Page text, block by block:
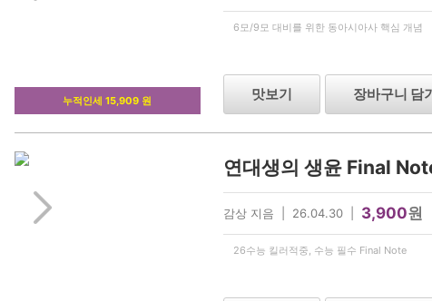
누적인세 15,909 원
6모/9모 대비를 위한 동아시아사 핵심 개념
맛보기 장바구니 담
연대생의 생윤 Final
감상​ 지음 | 26.04.30 | 3,900원
26수능 킬러적중, 수능 필수 Final Note